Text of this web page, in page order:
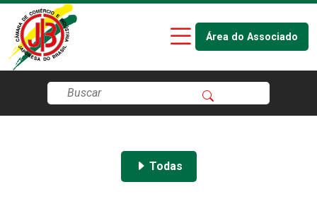
Área do Associado
Todas